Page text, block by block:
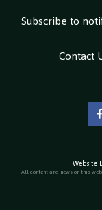
Subscribe to
Contact
Website
All content and news on this